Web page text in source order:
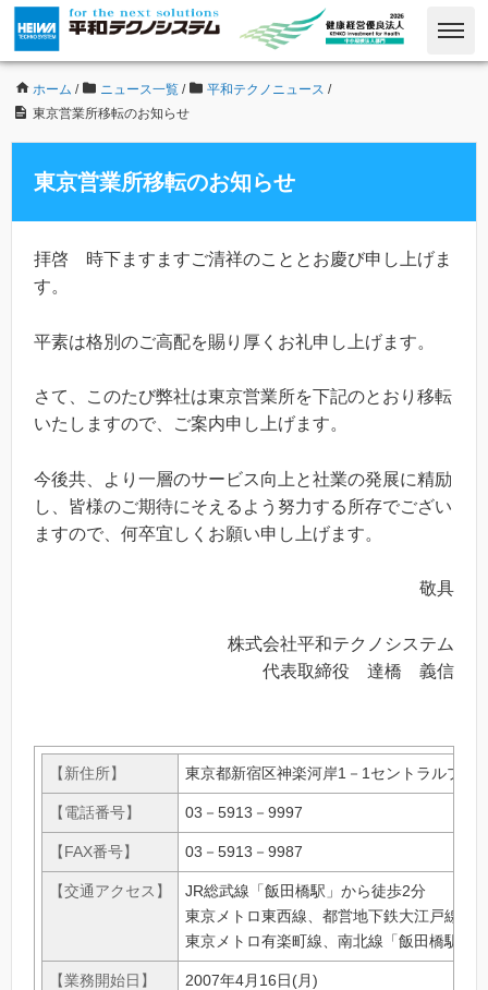
ホーム / ニュース一覧 / 平和テクノニュース /
東京営業所移転のお知らせ
東京営業所移転のお知らせ
拝啓 時下ますますご清祥のこととお慶び申し上げま
す。
平素は格別のご高配を賜り厚くお礼申し上げます。
さて、このたび弊社は東京営業所を下記のとおり移転
いたしますので、ご案内申し上げます。
今後共、より一層のサービス向上と社業の発展に精励
し、皆様のご期待にそえるよう努力する所存でござい
ますので、何卒宜しくお願い申し上げます。
敬具
株式会社平和テクノシステム
代表取締役 達橋 義信
【新住所】 東京都新宿区神楽河岸1－1セントラルプラ
【電話番号】 03－5913－9997
【FAX番号】 03－5913－9987
【交通アクセス】
JR総武線「飯田橋駅」から徒歩2分
東京メトロ東西線、都営地下鉄大江戸線「
東京メトロ有楽町線、南北線「飯田橋駅」
【業務開始日】 2007年4月16日(月)